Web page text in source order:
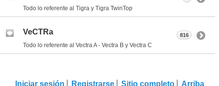
Todo lo referente al Tigra y Tigra TwinTop
VeCTRa
Todo lo referente al Vectra A - Vectra B y Vectra C
816
Iniciar sesión Registrarse Sitio completo Arriba